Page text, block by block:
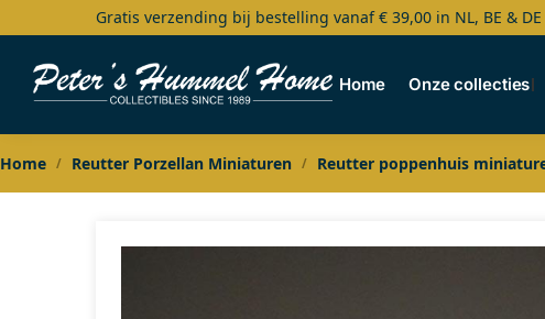
Gratis verzending bij bestelling vanaf € 39,00 in NL, BE & DE
Home Onze collecties
Search
Home / Reutter Porzellan Miniaturen / Reutter poppenhuis